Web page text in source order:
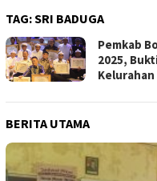
TAG:SRI BADUGA
Pemkab
2025,
Kelurahan
BERITA UTAMA